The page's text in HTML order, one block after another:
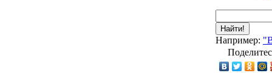
Найти!
Например: